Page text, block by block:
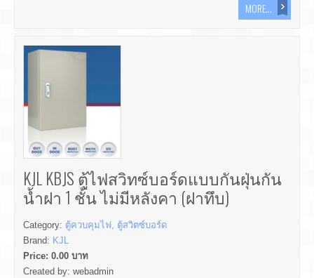
MORE...
KJL KBJS ตู้ไฟสวิทซ์บอร์ดแบบกันฝุ่นกัน
น้ำฝา 1 ชั้น ไม่มีหลังคา (ฝาทึบ)
Category: ตู้ควบคุมไฟ, ตู้สวิตซ์บอร์ด
Brand: KJL
Price: 0.00 บาท
Created by: webadmin